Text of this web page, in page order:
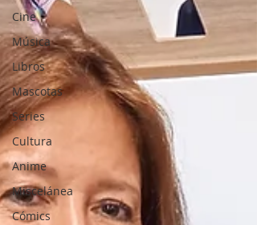
Cine
Música
Libros
Mascotas
Series
Cultura
Anime
Miscelánea
Cómics